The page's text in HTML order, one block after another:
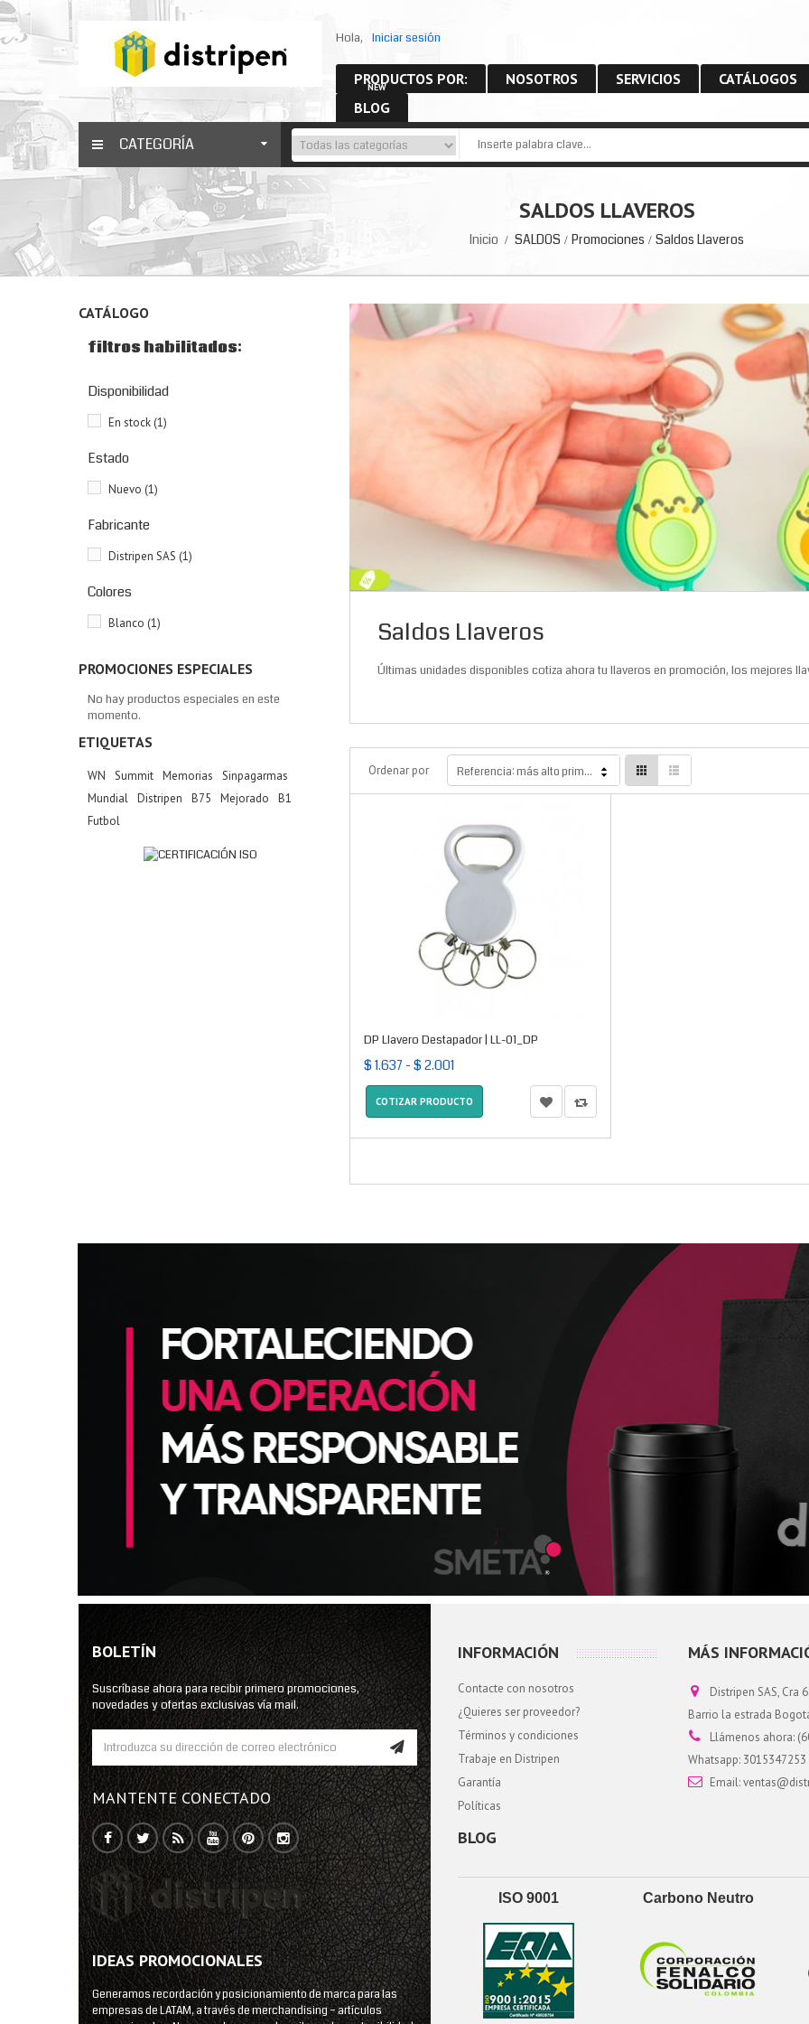
Hola, Iniciar sesión
PRODUCTOS POR: NOSOTROS SERVICIOS CATÁLOGOS
BLOG
NEW
CATEGORÍA
SALDOS LLAVEROS
Inicio SALDOS Promociones Saldos Llaveros
CATÁLOGO
filtros habilitados:
Disponibilidad
En stock (1)
Estado
Nuevo (1)
Fabricante
Distripen SAS (1)
Colores
Blanco (1)
PROMOCIONES ESPECIALES
No hay productos especiales en este
momento.
ETIQUETAS
WN Summit Memorias
Sinpagarmas
Mundial Distripen B75 Mejorado
B1
Futbol
Saldos Llaveros
Últimas unidades disponibles cotiza ahora tu llaveros en promoción, los mejores
Ordenar por Referencia: más alto primero
DP Llavero Destapador | LL-01_DP
$ 1.637 - $ 2.001
COTIZAR PRODUCTO
BOLETÍN
Suscríbase ahora para recibir primero promociones,
novedades y ofertas exclusivas vía mail.
MANTENTE CONECTADO
IDEAS PROMOCIONALES
Generamos recordación y posicionamiento de marca para las
empresas de LATAM, a través de merchandising – artículos
INFORMACIÓN
Contacte con nosotros
¿Quieres ser proveedor?
Términos y condiciones
Trabaje en Distripen
Garantía
Políticas
BLOG
MÁS
Distripen SAS, Cra
Barrio la estrada
Llámenos ahora:
Whatsapp: 3015347253
Email:
ISO 9001 Carbono Neutro